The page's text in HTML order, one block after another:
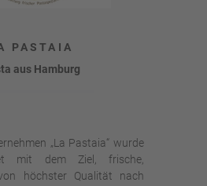
PASTAIA
aus Hamburg
„La Pastaia“ wurde
mit dem Ziel, frische,
höchster Qualität nach